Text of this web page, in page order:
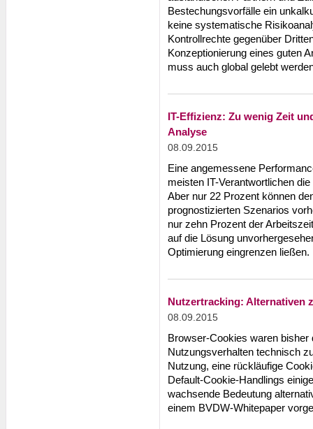
Bestechungsvorfälle ein
keine systematische
Kontrollrechte gegenüber
Konzeptionierung eines guten
muss auch global gelebt
IT-Effizienz: Zu wenig Zeit
Analyse
08.09.2015
Eine angemessene
meisten IT-Verantwortlichen
Aber nur 22 Prozent können
prognostizierten Szenarios
nur zehn Prozent der
auf die Lösung
Optimierung eingrenzen ließen.
Nutzertracking: Alternativen
08.09.2015
Browser-Cookies waren
Nutzungsverhalten technisch
Nutzung, eine rückläufige
Default-Cookie-Handlings
wachsende Bedeutung
einem BVDW-Whitepaper